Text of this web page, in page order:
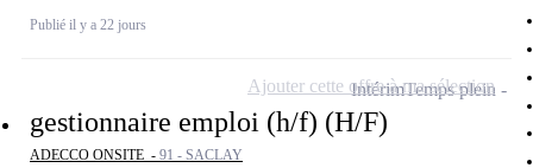
Publié il y a 22 jours
gestionnaire emploi (h/f) (H/F)
ADECCO ONSITE - 91 - SACLAY
IntérimTemps plein
Ajouter cette offre à ma sélection